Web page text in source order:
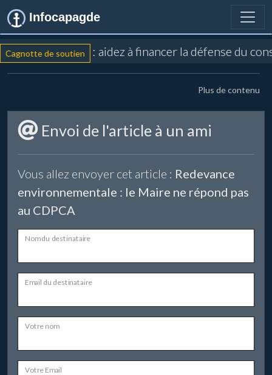
Infocapagde
Cagnotte de soutien : aidez à financer la défense du
Plus de contenu
Envoi de l'article à un ami
Vous allez envoyer cet article : Redevance
environnementale : le Maire ne répond pas
au CDPCA
Nom du destinataire
Email du destinataire
Votre nom
Votre Email